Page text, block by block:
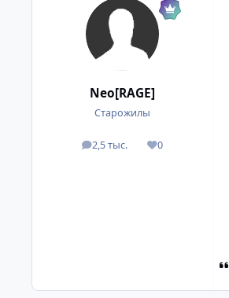
Neo[RAGE]
Старожилы
2,5 тыс.
посты 0
Репутация